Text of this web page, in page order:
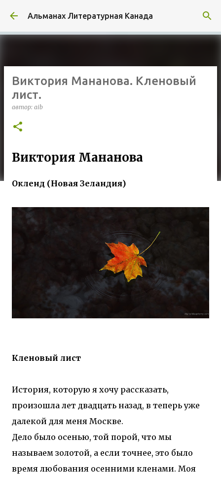
К основному контенту
Альманах Литературная Канада
Виктория Мананова. Кленовый
лист.
автор: aib
Виктория Мананова
Окленд (Новая Зеландия)
Кленовый лист
История, которую я хочу рассказать,
произошла лет двадцать назад, в теперь уже
далекой для меня Москве.
Дело было осенью, той порой, что мы
называем золотой, а если точнее, это было
время любования осенними кленами. Моя